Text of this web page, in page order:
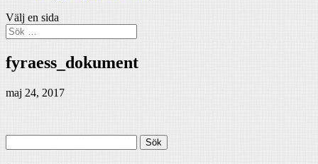
Välj en sida
fyraess_dokument
maj 24, 2017
efter: